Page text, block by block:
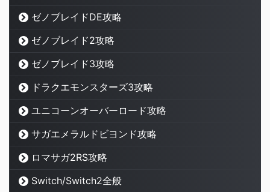
ゼノブレイドDE攻略
ゼノブレイド2攻略
ゼノブレイド3攻略
ドラクエモンスターズ3攻略
ユニコーンオーバーロード攻略
サガエメラルドビヨンド攻略
ロマサガ2RS攻略
Switch/Switch2全般